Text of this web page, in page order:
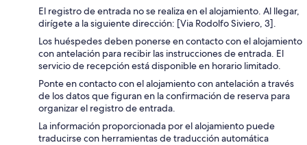
El registro de entrada no se realiza en el alojamiento. Al llegar,
dirígete a la siguiente dirección: [Via Rodolfo Siviero, 3].
Los huéspedes deben ponerse en contacto con el alojamiento
con antelación para recibir las instrucciones de entrada. El
servicio de recepción está disponible en horario limitado.
Ponte en contacto con el alojamiento con antelación a través
de los datos que figuran en la confirmación de reserva para
organizar el registro de entrada.
La información proporcionada por el alojamiento puede
traducirse con herramientas de traducción automática